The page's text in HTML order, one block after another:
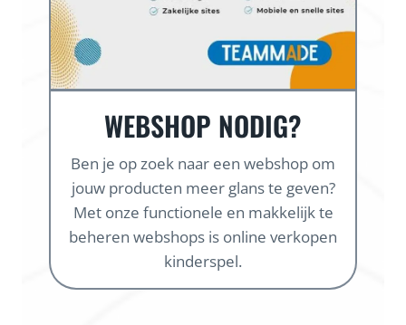
WEBSHOP NODIG?
Ben je op zoek naar een webshop om
jouw producten meer glans te geven?
Met onze functionele en makkelijk te
beheren webshops is online verkopen
kinderspel.